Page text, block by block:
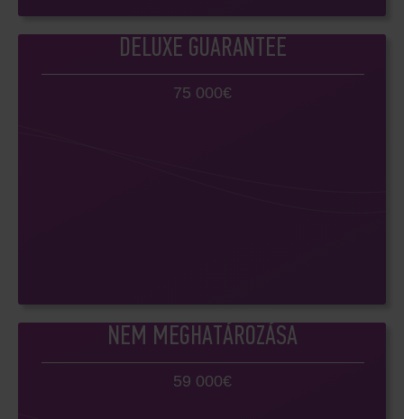
DELUXE GUARANTEE
75 000€
NEM MEGHATÁROZÁSA
59 000€